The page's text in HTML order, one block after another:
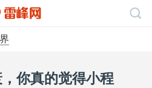
你真的觉得小程